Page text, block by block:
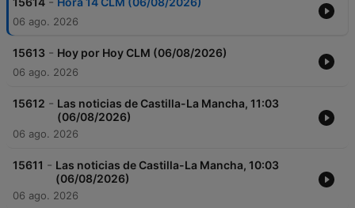
06 ago. 2026
15613 - Hoy por Hoy CLM (06/08/2026)
06 ago. 2026
15612 - Las noticias de Castilla-La Mancha, 11:03
(06/08/2026)
06 ago. 2026
15611 - Las noticias de Castilla-La Mancha, 10:03
(06/08/2026)
06 ago. 2026